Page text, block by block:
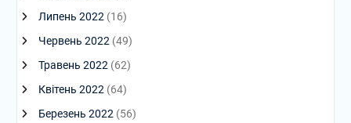
Липень 2022(16)
Червень 2022(49)
Травень 2022(62)
Квітень 2022(64)
Березень 2022(56)